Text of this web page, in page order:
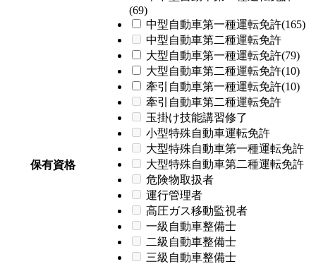
保有資格
(69)
中型自動車第一種運転免許(165)
中型自動車第二種運転免許
大型自動車第一種運転免許(79)
大型自動車第二種運転免許(10)
牽引自動車第一種運転免許(10)
牽引自動車第二種運転免許
玉掛け技能講習修了
小型特殊自動車運転免許
大型特殊自動車第一種運転免許
大型特殊自動車第二種運転免許
危険物取扱者
運行管理者
高圧ガス移動監視者
一級自動車整備士
二級自動車整備士
三級自動車整備士